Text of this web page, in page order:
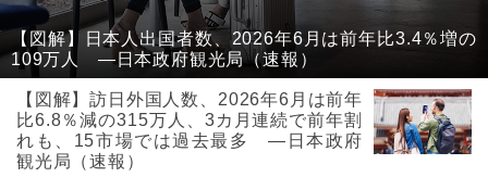
【図解】日本人出国者数、2026年6月は前年比3.4％増の
109万人 ―日本政府観光局（速報）
【図解】訪日外国人数、2026年6月は前年
比6.8％減の315万人、3カ月連続で前年割
れも、15市場では過去最多 ―日本政府
観光局（速報）